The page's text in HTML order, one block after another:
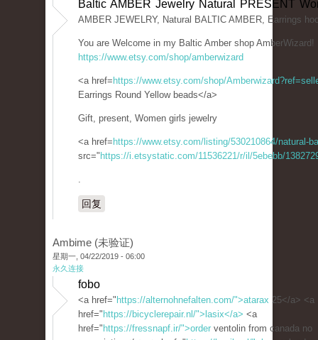
Baltic AMBER Jewelry Natural PRESENT
AMBER JEWELRY, Natural BALTIC AMBER, Earrings
You are Welcome in my Baltic Amber shop AmberWizard!
https://www.etsy.com/shop/amberwizard
<a href= https://www.etsy.com/shop/
Earrings Round Yellow beads</a>
Gift, present, Women girls jewelry
<a href= https://www.etsy.com/listing/530210864/natural-
src=" https://i.etsystatic.com/11536221/r/il/5ebebb/
.
回复
Ambime (未验证)
星期一, 04/22/2019 - 06:00
永久连接
fobo
<a href=" https://alternohnefalten.com/">atarax 25</a> <a
href=" https://bicyclerepair.nl/">lasix</a> <a
href=" https://fressnapf.ir/">order ventolin from canada no